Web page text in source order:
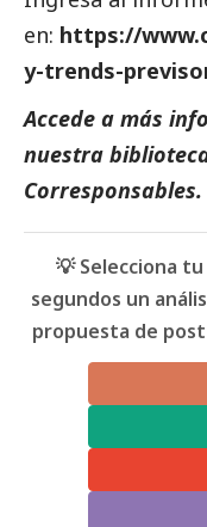
en: https://
y-trends-
Accede a más
nuestra
Corresponsables.
💡 Selecciona
segundos un
propuesta de